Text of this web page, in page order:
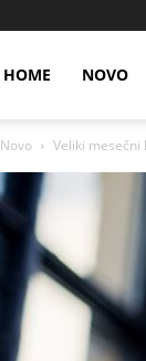
HOME NOVO
Novo Veliki mesečni